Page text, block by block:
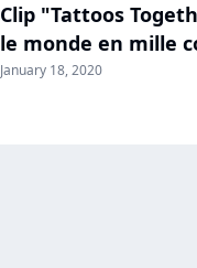
Clip "Tattoos
le monde en mille
January 18, 2020